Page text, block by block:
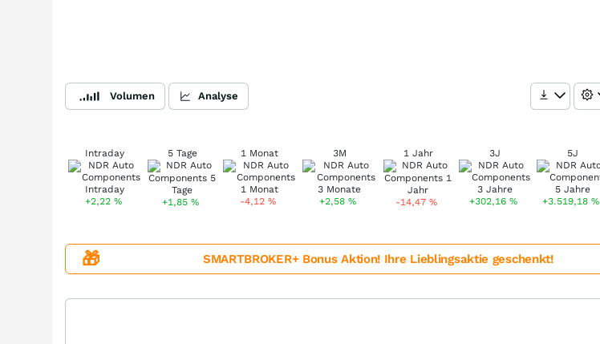
Volumen Analyse
Intraday
+2,22 %
5 Tage
+1,85%
1 Monat
-4,12 %
3M
+2,58%
1 Jahr
-14,47%
3J
+302,16 %
5J
+3.519,18%
🎁 SMARTBROKER+ Bonus Aktion! Ihre Lieblingsaktie geschenkt!